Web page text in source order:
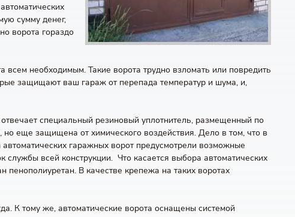
сумму денег,
ворота гораздо
необходимым. Такие ворота трудно взломать или повредить
защищают ваш гараж от перепада температур и шума, и,
специальный резиновый уплотнитель, размещенный по
но еще защищена от химического воздействия. Дело в том, что в
гаражных ворот предусмотрели возможные
всей конструкции. Что касается выбора автоматических
пенополиуретан. В качестве крепежа на таких воротах
К тому же, автоматические ворота оснащены системой